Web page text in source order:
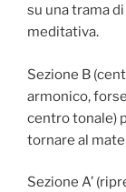
su una trama
meditativa.
Sezione B
armonico,
centro tonale)
tornare al
Sezione A’